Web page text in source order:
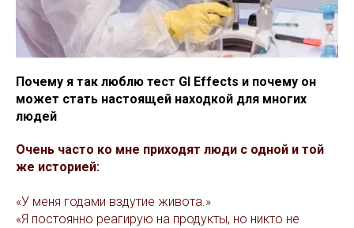
Почему я так люблю тест GI Effects и почему он
может стать настоящей находкой для многих
людей
Очень часто ко мне приходят люди с одной и той
же историей:
«У меня годами вздутие живота.»
«Я постоянно реагирую на продукты, но никто не